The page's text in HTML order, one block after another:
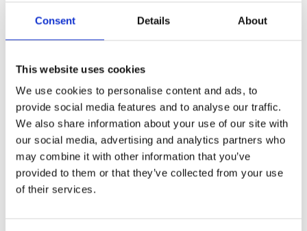
Consent Details About
This website uses cookies
We use cookies to personalise content and ads, to
provide social media features and to analyse our traffic.
We also share information about your use of our site with
our social media, advertising and analytics partners who
may combine it with other information that you’ve
provided to them or that they’ve collected from your use
of their services.
Visa alla produkter från Piuadrenalina
Betala med swish, bank- eller kreditkort
Beskrivning